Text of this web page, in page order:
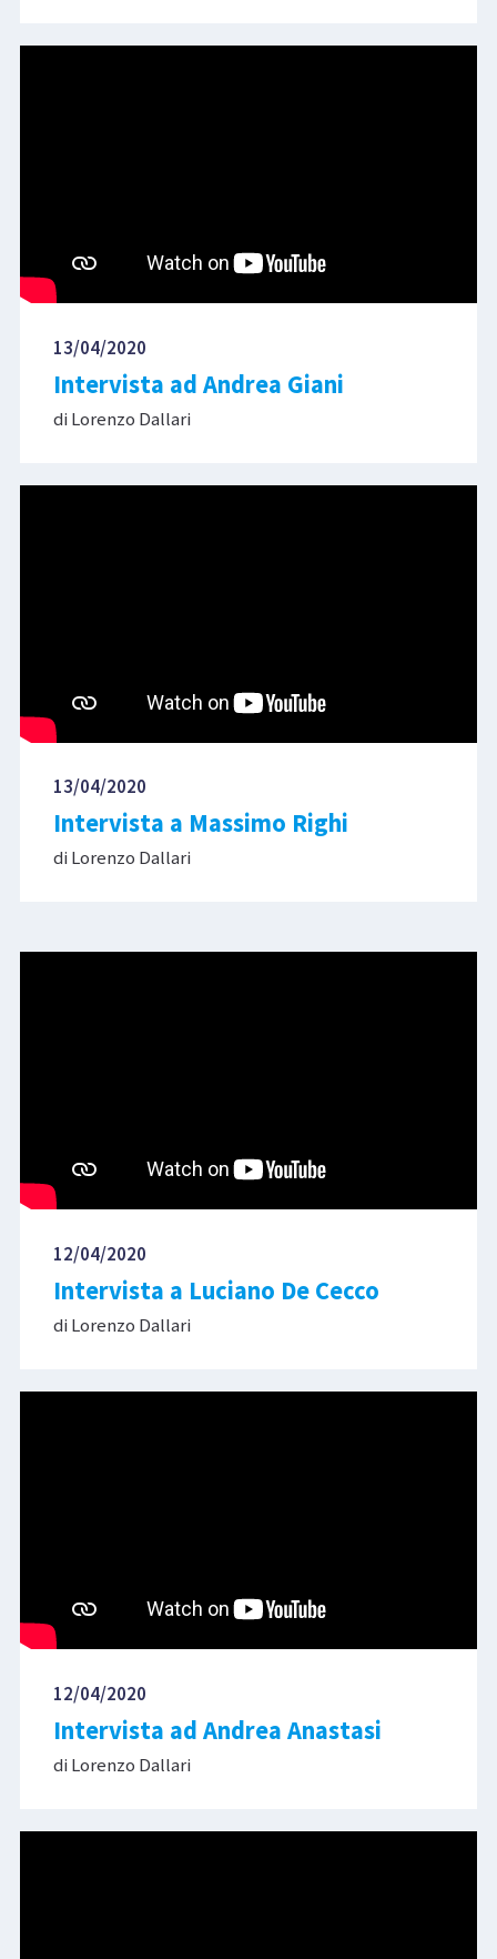
13/04/2020
Intervista ad Andrea Giani
di Lorenzo Dallari
13/04/2020
Intervista a Massimo Righi
di Lorenzo Dallari
12/04/2020
Intervista a Luciano De Cecco
di Lorenzo Dallari
12/04/2020
Intervista ad Andrea Anastasi
di Lorenzo Dallari